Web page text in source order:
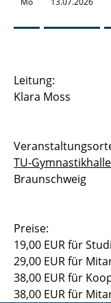
Leitung:
Klara Moss
TU-
Braunschweig
Preise:
19,00 EUR für
29,00 EUR für
38,00 EUR für
38,00 EUR für